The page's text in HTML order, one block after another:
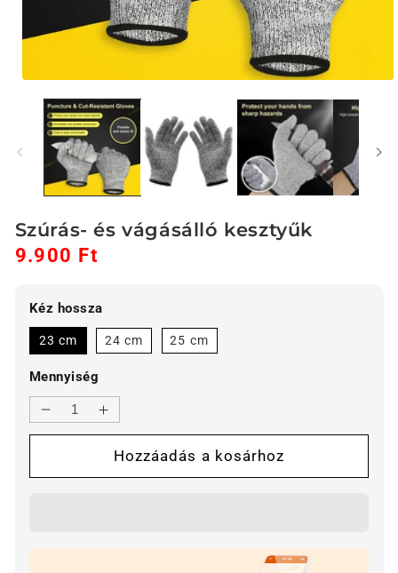
médiafájl
megnyitása
modális
párbeszédpanelen
Szúrás- és vágásálló kesztyűk
Normál
ár
9.900 Ft
Akciós
Kéz hossza
23 cm 24 cm 25 cm
Mennyiség
Szúrás-
és
vágásálló
kesztyűk
Szúrás-
és
vágásálló
kesztyűk
Hozzáadás a kosárhoz